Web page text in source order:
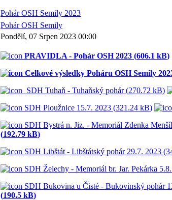
Pohár OSH Semily 2023
Pohár OSH Semily
Pondělí, 07 Srpen 2023 00:00
PRAVIDLA - Pohár OSH 2023 (606.1 kB)
Celkové výsledky Poháru OSH Semily
SDH Tuhaň - Tuhaňský pohár (270.72 kB)
SDH Ploužnice 15.7. 2023 (321.24 kB)
SDH Bystrá n. Jiz. - Memoriál Zdenka
(192.79 kB)
SDH Libštát - Libštátský pohár 29.7. 2023 (
SDH Želechy - Memoriál br. Jar. Pekárka
SDH Bukovina u Čisté - Bukovinský pohár
(190.5 kB)